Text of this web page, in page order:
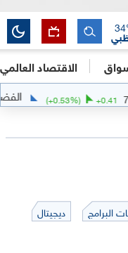
الاقتصاد العالمي
34
+
(+0.53%) الفضة
البرامج
ديجيتال